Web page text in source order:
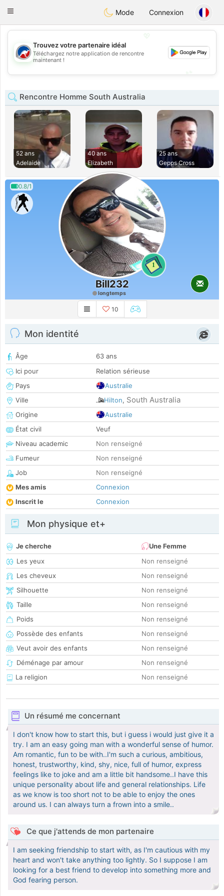
AustraliaChat
Toggle
Mode Connexion
💖
💕
Trouvez votre partenaire idéal
Téléchargez notre application de rencontre
maintenant !
Rencontre Homme South Australia
52 ans
Adelaide
40 ans
Elizabeth
25 ans
Gepps Cross
0.8/1
1
Bill232
longtemps
10
Mon identité
Âge
63 ans
Ici pour
Relation sérieuse
Pays
Australie
Ville
Hilton, South Australia
Origine
Australie
État civil
Veuf
Niveau academic
Non renseigné
Fumeur
Non renseigné
Job
Non renseigné
Mes amis
Connexion
Inscrit le
Connexion
Mon physique et+
Je cherche
Une Femme
Les yeux
Non renseigné
Les cheveux
Non renseigné
Silhouette
Non renseigné
Taille
Non renseigné
Poids
Non renseigné
Possède des enfants
Non renseigné
Veut avoir des enfants
Non renseigné
Déménage par amour
Non renseigné
La religion
Non renseigné
Un résumé me concernant
I don't know how to start this, but i guess i would just give it a
try. I am an easy going man with a wonderful sense of humor.
Am romantic, fun to be with..I'm such a curious, ambitious,
honest, trustworthy, kind, shy, nice, full of humor, express
feelings like to joke and am a little bit handsome..I have this
unique personality about life and general relationships. Life
as we know is too short not to be able to enjoy the ones
around us. I can always turn a frown into a smile..
Ce que j'attends de mon partenaire
I am seeking friendship to start with, as I'm cautious with my
heart and won't take anything too lightly. So I suppose I am
looking for a best friend to develop into something more and
God fearing person.